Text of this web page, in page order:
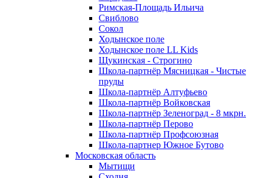
Римская-Площадь Ильича
Свиблово
Сокол
Ходынское поле
Ходынское поле LL Kids
Щукинская - Строгино
Школа-партнёр Мясницкая - Чистые
пруды
Школа-партнёр Алтуфьево
Школа-партнёр Войковская
Школа-партнёр Зеленоград - 8 мкрн.
Школа-партнёр Перово
Школа-партнёр Профсоюзная
Школа-партнер Южное Бутово
Московская область
Мытищи